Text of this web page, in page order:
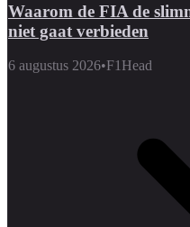
Waarom de FIA de
niet gaat verbieden
6 augustus 2026•F1Head